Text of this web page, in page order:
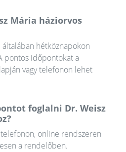
Mária háziorvos
hétköznapokon
pontos időpontokat a
vagy telefonon lehet
foglalni Dr. Weisz
online rendszeren
a rendelőben.